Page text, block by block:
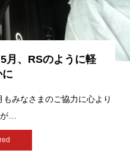
月、RSのように軽
みなさまのご協力に心より
…